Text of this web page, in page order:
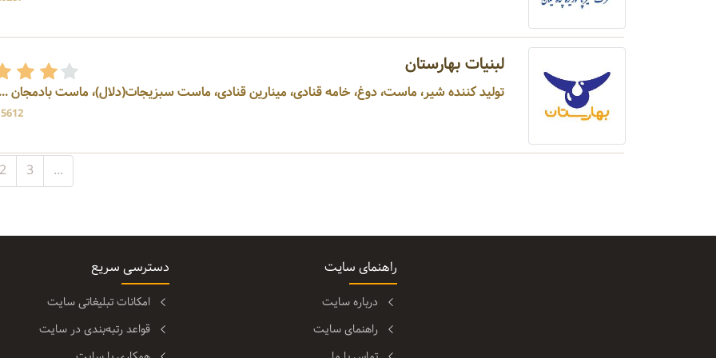
لبنیات بهارستان
تولید کننده شیر، ماست، دوغ، خامه قنادی، مینارین قنادی، ماست سبزیجات(دلال)، ماست بادمجان
15612
2 3 ...
راهنمای سایت
درباره سایت
راهنمای سایت
دسترسی سریع
امکانات تبلیغاتی سایت
قواعد رتبه‌بندی در سایت